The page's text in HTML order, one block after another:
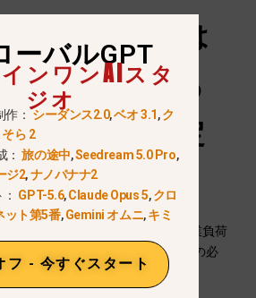
？当惑プロは
って価値があ
的な意思決定
ーク
グレード価値は、使用頻度、作業負荷
で複数の情報源を必要とする調査の必
。.
ーバルGPT
ンワンAIスタ
ジオ
作：シーダンス2.0,ベオ 3.1,ク
そら 2
：旅の途中,Seedream 5.0 Pro,
ジ2,ナノバナナ2
GPT-5.6,Claude Opus 5,クロ
ット第5番,Gemini オムニ,キミ
フ - 今すぐスタート